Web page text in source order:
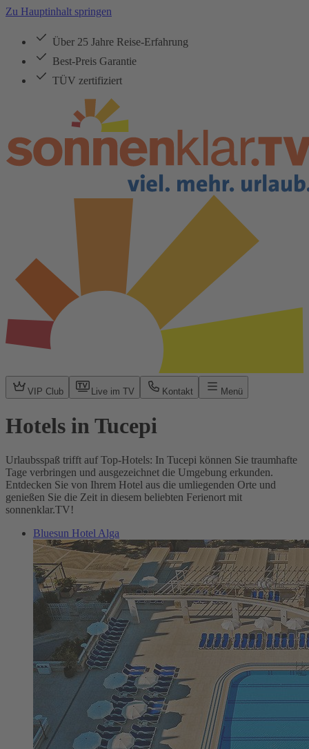
Zu Hauptinhalt springen
Über 25 Jahre Reise-Erfahrung
Best-Preis Garantie
TÜV zertifiziert
VIP Club Live im TV Kontakt Menü
Hotels in Tucepi
Urlaubsspaß trifft auf Top-Hotels: In Tucepi können Sie traumhafte
Tage verbringen und ausgezeichnet die Umgebung erkunden.
Entdecken Sie von Ihrem Hotel aus die umliegenden Orte und
genießen Sie die Zeit in diesem beliebten Ferienort mit
sonnenklar.TV!
Bluesun Hotel Alga